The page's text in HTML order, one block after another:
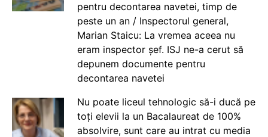
pentru decontarea navetei, timp de
peste un an / Inspectorul general,
Marian Staicu: La vremea aceea nu
eram inspector șef. ISJ ne-a cerut să
depunem documente pentru
decontarea navetei
Nu poate liceul tehnologic să-i ducă pe
toți elevii la un Bacalaureat de 100%
absolvire, sunt care au intrat cu media